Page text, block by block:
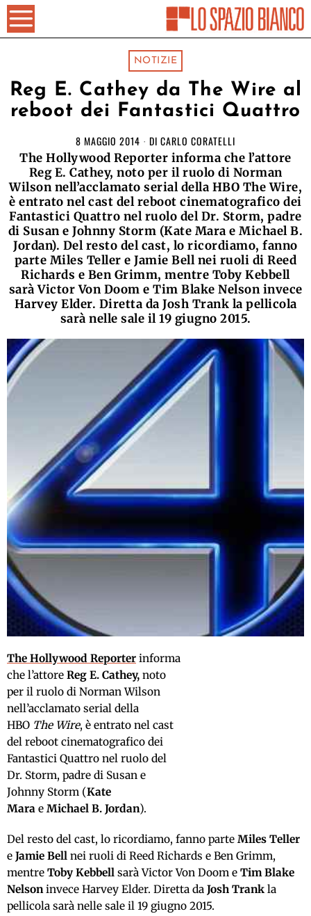
NOTIZIE
Reg E. Cathey da The Wire al
reboot dei Fantastici Quattro
8 MAGGIO 2014 DI CARLO CORATELLI
The Hollywood Reporter informa che l’attore
Reg E. Cathey, noto per il ruolo di Norman
Wilson nell’acclamato serial della HBO The Wire,
è entrato nel cast del reboot cinematografico dei
Fantastici Quattro nel ruolo del Dr. Storm, padre
di Susan e Johnny Storm (Kate Mara e Michael B.
Jordan). Del resto del cast, lo ricordiamo, fanno
parte Miles Teller e Jamie Bell nei ruoli di Reed
Richards e Ben Grimm, mentre Toby Kebbell
sarà Victor Von Doom e Tim Blake Nelson invece
Harvey Elder. Diretta da Josh Trank la pellicola
sarà nelle sale il 19 giugno 2015.
The Hollywood Reporter informa
che l’attore Reg E. Cathey, noto
per il ruolo di Norman Wilson
nell’acclamato serial della
HBO The Wire, è entrato nel cast
del reboot cinematografico dei
Fantastici Quattro nel ruolo del
Dr. Storm, padre di Susan e
Johnny Storm (Kate
Mara e Michael B. Jordan).
Del resto del cast, lo ricordiamo, fanno parte Miles Teller
e Jamie Bell nei ruoli di Reed Richards e Ben Grimm,
mentre Toby Kebbell sarà Victor Von Doom e Tim Blake
Nelsoninvece Harvey Elder. Diretta da Josh Trank la
pellicola sarà nelle sale il 19 giugno 2015.